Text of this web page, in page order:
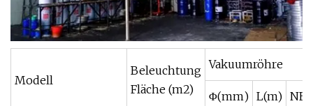
Modell
Beleuchtung
Fläche (m2)
Vakuumröhre
Φ(mm) L(m)